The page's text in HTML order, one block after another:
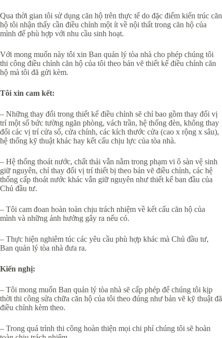
Qua thời gian tôi sử dụng căn hộ trên thực tế do đặc điểm kiến trúc căn
hộ tôi nhận thấy cần điều chỉnh một ít về nội thất trong căn hộ của
mình để phù hợp với nhu cầu sinh hoạt.
Với mong muốn này tôi xin Ban quản lý tòa nhà cho phép chúng tôi
thi công điều chỉnh căn hộ của tôi theo bản vẽ thiết kế điều chỉnh căn
hộ mà tôi đã gửi kèm.
Tôi xin cam kết:
– Những thay đổi trong thiết kế điều chỉnh sẽ chỉ bao gồm thay đổi vị
trí một số bức tường ngăn phòng, vách trần, hệ thống đèn, không thay
đổi các vị trí cửa sổ, cửa chính, các kích thước cửa (cao x rộng x sâu),
hệ thống kỹ thuật khác hay kết cấu chịu lực của tòa nhà.
– Hệ thống thoát nước, chất thải vẫn nằm trong phạm vi ô sàn vệ sinh
giữ nguyên, chỉ thay đổi vị trí thiết bị theo bản vẽ điều chỉnh, các hệ
thống cấp thoát nước khác vẫn giữ nguyên như thiết kế ban đầu của
Chủ đầu tư.
– Tôi cam đoan hoàn toàn chịu trách nhiệm về kết cấu căn hộ của
mình và những ảnh hưởng gây ra nếu có.
– Thực hiện nghiêm túc các yêu cầu phù hợp khác mà Chủ đầu tư,
Ban quản lý tòa nhà đưa ra.
Kiến nghị:
– Tôi mong muốn Ban quản lý tòa nhà sẽ cấp phép để chúng tôi kịp
thời thi công sửa chữa căn hộ của tôi theo đúng như bản vẽ kỹ thuật đã
điều chỉnh kèm theo.
– Trong quá trình thi công hoàn thiện mọi chi phí chúng tôi sẽ hoàn